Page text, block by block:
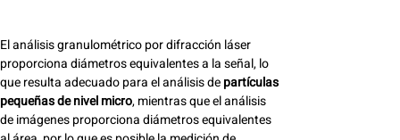
El análisis granulométrico por difracción láser
proporciona diámetros equivalentes a la señal, lo
que resulta adecuado para el análisis departículas
pequeñas de nivel micro, mientras que el análisis
de imágenes proporciona diámetros equivalentes